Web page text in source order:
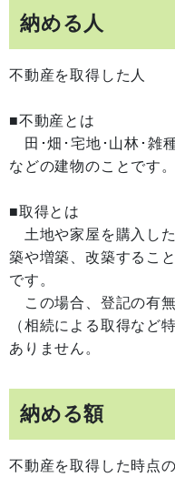
納める人
不動産を取得した人
■不動産とは
田･畑･宅地･山林･雑
などの建物のことです。
■取得とは
土地や家屋を購入し
築や増築、改築するこ
です。
この場合、登記の有
（相続による取得など
ありません。
納める額
不動産を取得した時点